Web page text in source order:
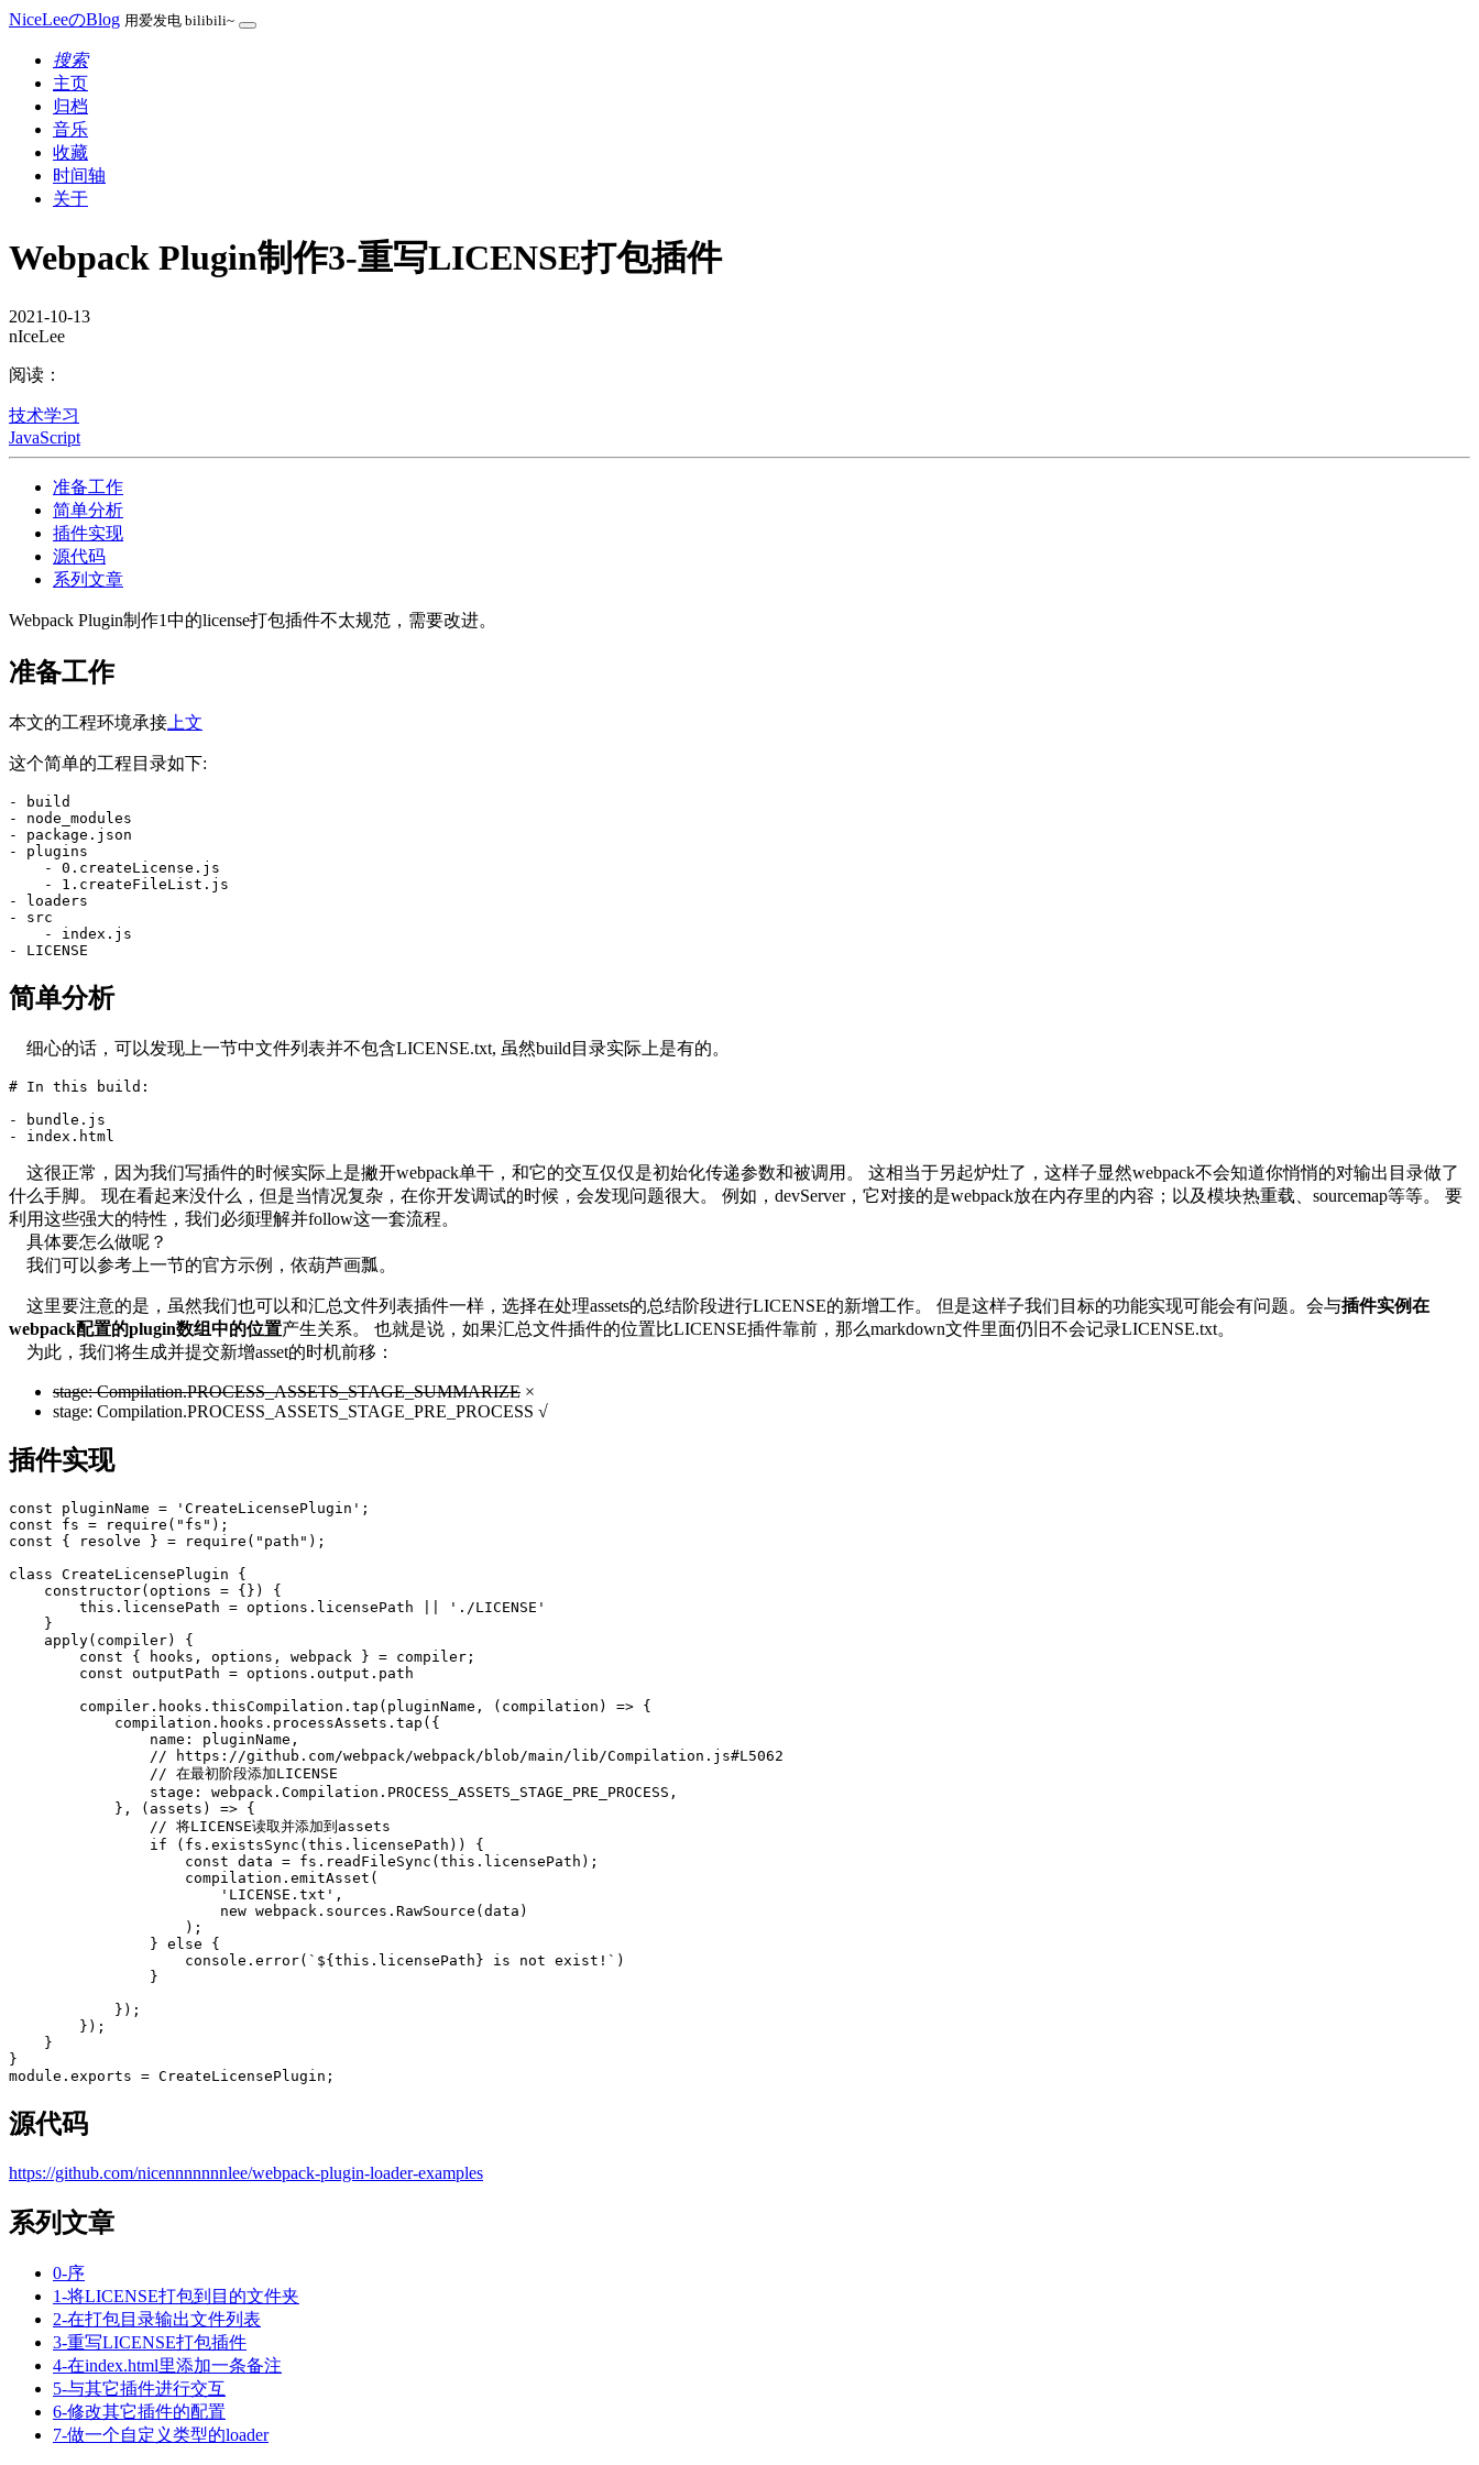
NiceLeeのBlog 用爱发电 bilibili~
搜索
主页
归档
音乐
收藏
时间轴
关于
Webpack Plugin制作3-重写LICENSE打包插件
2021-10-13
nIceLee
阅读：
技术学习
JavaScript
准备工作
简单分析
插件实现
源代码
系列文章
Webpack Plugin制作1中的license打包插件不太规范，需要改进。
准备工作
本文的工程环境承接 上文
这个简单的工程目录如下:
- build
- node_modules
- package.json
- plugins
    - 0.createLicense.js
    - 1.createFileList.js
- loaders
- src
    - index.js
简单分析
细心的话，可以发现上一节中文件列表并不包含LICENSE.txt, 虽然build目录实际上是有的。
# In this build:
-
-
这很正常，因为我们写插件的时候实际上是撇开webpack单干，和它的交互仅仅是初始化传递参数和被调用。 这相当于另起炉灶了，这样子显然webpack不会知道你悄悄的对输出目录做了
什么手脚。 现在看起来没什么，但是当情况复杂，在你开发调试的时候，会发现问题很大。 例如，devServer，它对接的是webpack放在内存里的内容；以及模块热重载、sourcemap等等。 要
利用这些强大的特性，我们必须理解并follow这一套流程。
具体要怎么做呢？
我们可以参考上一节的官方示例，依葫芦画瓢。
这里要注意的是，虽然我们也可以和汇总文件列表插件一样，选择在处理assets的总结阶段进行LICENSE的新增工作。 但是这样子我们目标的功能实现可能会有问题。会与插件实例在
webpack配置的plugin数组中的位置产生关系。 也就是说，如果汇总文件插件的位置比LICENSE插件靠前，那么markdown文件里面仍旧不会记录LICENSE.txt。
为此，我们将生成并提交新增asset的时机前移：
stage: Compilation.PROCESS_ASSETS_STAGE_SUMMARIZE ×
stage: Compilation.PROCESS_ASSETS_STAGE_PRE_PROCESS √
插件实现
const pluginName = ' CreateLicensePlugin ' ;
const
fs = require ( " fs " );
const
{ resolve } = require ( " path " );
class CreateLicensePlugin
{
constructor( options = {})
{
this . licensePath = options . licensePath ' ./LICENSE '
}
apply( compiler)
{
const
{ hooks , options , webpack } = compiler ;
const outputPath = options . output . path
compiler . hooks . thisCompilation . tap ( pluginName , ( compilation ) => {
compilation . hooks . processAssets . tap ({
name : pluginName ,
// https://github.com/webpack/webpack/blob/main/lib/Compilation.js#L5062
// 在最初阶段添加LICENSE
stage : webpack . Compilation . PROCESS_ASSETS_STAGE_PRE_PROCESS ,
},
( assets ) => {
// 将LICENSE读取并添加到assets
if
( fs . existsSync ( this . licensePath ))
{
const data = fs . readFileSync ( this . licensePath );
compilation . emitAsset (
' LICENSE.txt ' ,
new webpack . sources . RawSource ( data )
);
} else
{
console . error( ` ${ this . licensePath } is not exist!` )
}
});
});
}
}
module . exports = CreateLicensePlugin ;
源代码
https://github.com/nicennnnnnnlee/webpack-plugin-loader-examples
系列文章
0-序
1-将LICENSE打包到目的文件夹
2-在打包目录输出文件列表
3-重写LICENSE打包插件
4-在index.html里添加一条备注
5-与其它插件进行交互
6-修改其它插件的配置
7-做一个自定义类型的loader